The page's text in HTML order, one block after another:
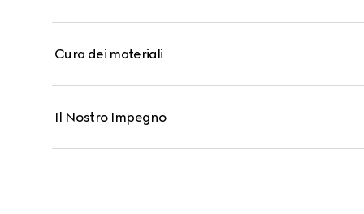
Cura dei materiali
Il Nostro Impegno